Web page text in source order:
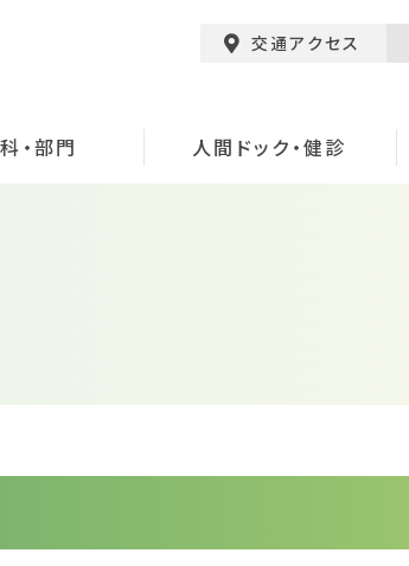
交通アクセス
・部門 人間ドック・健診